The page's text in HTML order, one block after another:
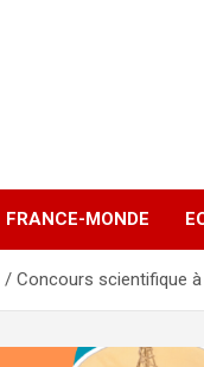
FRANCE-MONDE
Concours scientifique